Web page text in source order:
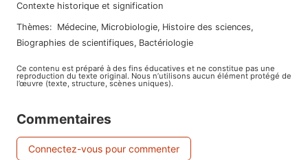
Contexte historique et signification
Thèmes: médecine, microbiologie, histoire des sciences,
biographies de scientifiques, bactériologie
Ce contenu est préparé à des fins éducatives et ne constitue pas une
reproduction du texte original. Nous n’utilisons aucun élément protégé de
l’œuvre (texte, structure, scènes uniques).
Commentaires
Connectez-vous pour commenter